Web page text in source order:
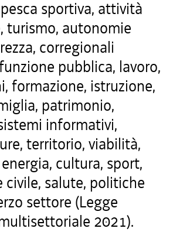
sportiva, attività
turismo, autonomie
corregionali
pubblica, lavoro,
formazione, istruzione,
patrimonio,
informativi,
territorio, viabilità,
cultura, sport,
civile, salute, politiche
settore (Legge
2021).